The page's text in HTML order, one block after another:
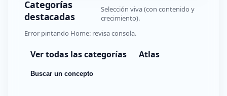
Categorías
destacadas
Selección viva (con contenido y
crecimiento).
Error pintando Home: revisa consola.
Ver todas las categorías Atlas
Buscar un concepto